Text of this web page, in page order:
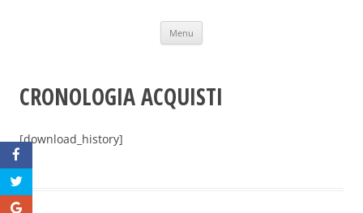
Menu
CRONOLOGIA ACQUISTI
[download_history]